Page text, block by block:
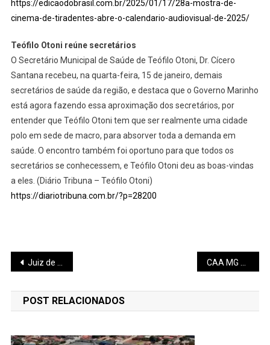
https://edicaodobrasil.com.br/2025/01/17/28a-mostra-de-
cinema-de-tiradentes-abre-o-calendario-audiovisual-de-2025/
Teófilo Otoni reúne secretários
O Secretário Municipal de Saúde de Teófilo Otoni, Dr. Cícero
Santana recebeu, na quarta-feira, 15 de janeiro, demais
secretários de saúde da região, e destaca que o Governo Marinho
está agora fazendo essa aproximação dos secretários, por
entender que Teófilo Otoni tem que ser realmente uma cidade
polo em sede de macro, para absorver toda a demanda em
saúde. O encontro também foi oportuno para que todos os
secretários se conhecessem, e Teófilo Otoni deu as boas-vindas
a eles. (Diário Tribuna – Teófilo Otoni)
https://diariotribuna.com.br/?p=28200
Navegação
de
Post
Juiz de Fora é a quinta em desastres
POST RELACIONADOS